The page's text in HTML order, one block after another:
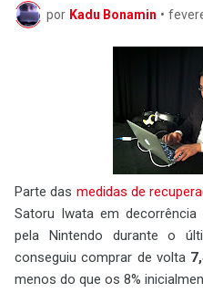
por Kadu Bonamin •
Parte das medidas de
Satoru Iwata em
pela Nintendo durante o
conseguiu comprar de volta
menos do que os 8%